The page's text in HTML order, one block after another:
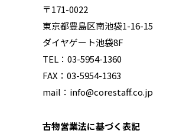
〒171-0022
東京都豊島区南池袋1-16-15
ダイヤゲート池袋8F
TEL：03-5954-1360
FAX：03-5954-1363
mail：info@corestaff.co.jp
古物営業法に基づく表記